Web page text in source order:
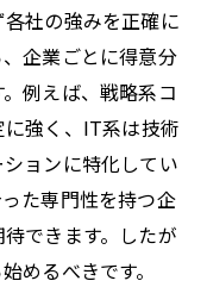
社の強みを正確に
企業ごとに得意分
例えば、戦略系コ
強く、IT系は技術
ョンに特化してい
た専門性を持つ企
できます。したが
めるべきです。